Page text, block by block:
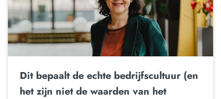
Dit bepaalt de echte bedrijfscultuur (en
het zijn niet de waarden van het